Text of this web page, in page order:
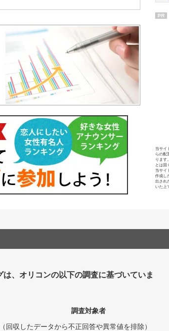
PR
当サイ
らの配
ります
とは固
当サイ
作成し
出され
いた上
、オリコンの以下の調査に基づいていま
調査対象者
収したデータから不正回答や異常値を排除）